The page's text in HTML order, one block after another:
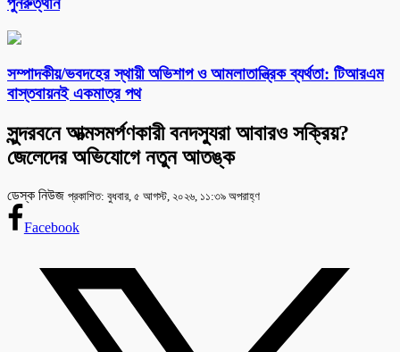
সম্পাদকীয়/ভবদহের স্থায়ী অভিশাপ ও আমলাতান্ত্রিক ব্যর্থতা: টিআরএম
বাস্তবায়নই একমাত্র পথ
সুন্দরবনে আত্মসমর্পণকারী বনদস্যুরা আবারও সক্রিয়?
জেলেদের অভিযোগে নতুন আতঙ্ক
ডেস্ক নিউজ প্রকাশিত: বুধবার, ৫ আগস্ট, ২০২৬, ১১:৩৯ অপরাহ্ণ
Facebook